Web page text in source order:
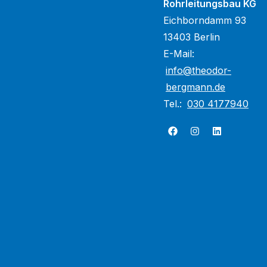
Rohrleitungsbau KG
Eichborndamm 93
13403 Berlin
E-Mail:
info@theodor-
bergmann.de
Tel.: 030 4177940